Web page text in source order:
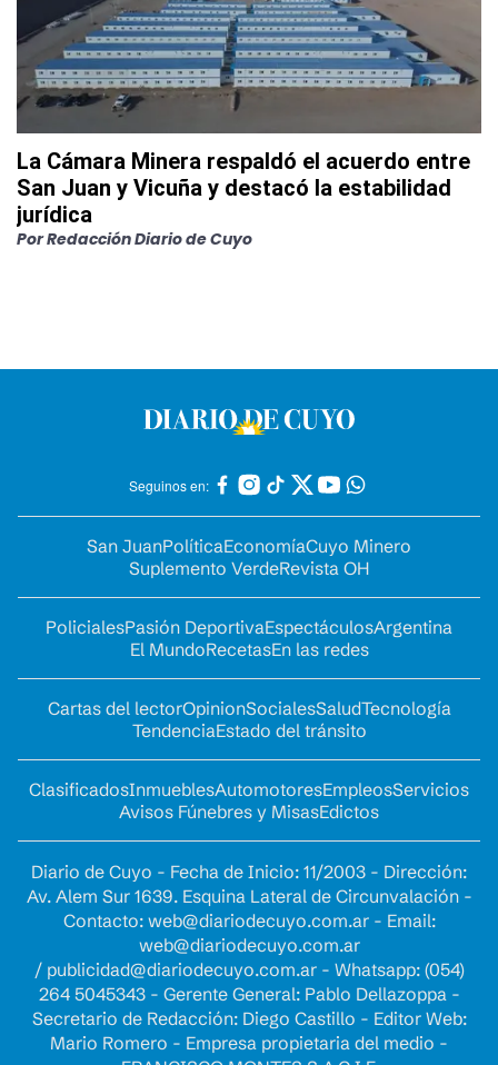
La Cámara Minera respaldó el acuerdo entre
San Juan y Vicuña y destacó la estabilidad
jurídica
PorRedacción Diario de Cuyo
Seguinos en:
San JuanPolíticaEconomíaCuyo Minero
Suplemento VerdeRevista OH
PolicialesPasión DeportivaEspectáculosArgentina
El MundoRecetasEn las redes
Cartas del lectorOpinionSocialesSaludTecnología
TendenciaEstado del tránsito
ClasificadosInmueblesAutomotoresEmpleosServicios
Avisos Fúnebres y MisasEdictos
Diario de Cuyo - Fecha de Inicio: 11/2003 - Dirección:
Av. Alem Sur 1639. Esquina Lateral de Circunvalación -
Contacto: web@diariodecuyo.com.ar- Email:
web@diariodecuyo.com.ar
/ publicidad@diariodecuyo.com.ar- Whatsapp: (054)
264 5045343 - Gerente General: Pablo Dellazoppa -
Secretario de Redacción: Diego Castillo - Editor Web:
Mario Romero - Empresa propietaria del medio -